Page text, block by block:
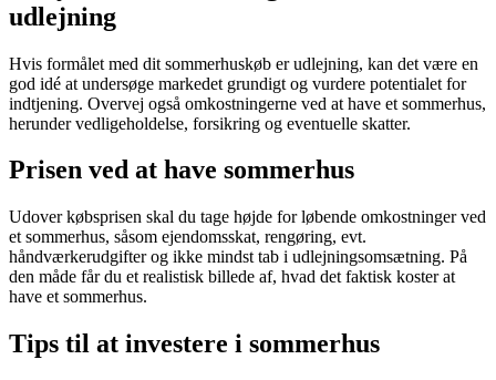
udlejning
Hvis formålet med dit sommerhuskøb er udlejning, kan det være en
god idé at undersøge markedet grundigt og vurdere potentialet for
indtjening. Overvej også omkostningerne ved at have et sommerhus,
herunder vedligeholdelse, forsikring og eventuelle skatter.
Prisen ved at have sommerhus
Udover købsprisen skal du tage højde for løbende omkostninger ved
et sommerhus, såsom ejendomsskat, rengøring, evt.
håndværkerudgifter og ikke mindst tab i udlejningsomsætning. På
den måde får du et realistisk billede af, hvad det faktisk koster at
have et sommerhus.
Tips til at investere i sommerhus